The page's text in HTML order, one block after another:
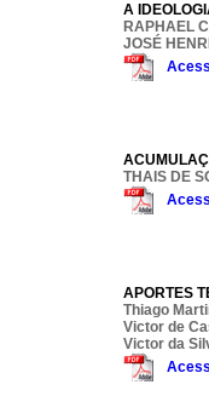
A
RAPHAEL
JOSÉ
THAIS DE
APORTES
Thiago
Victor de
Victor da